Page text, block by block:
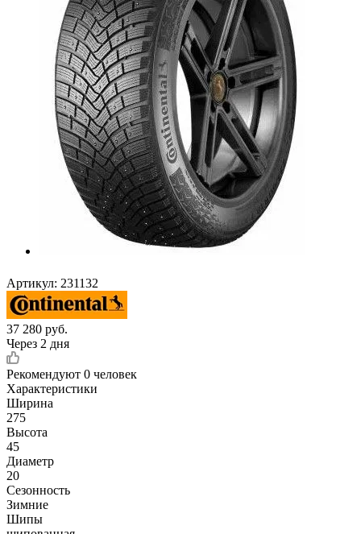
Артикул: 231132
37 280 руб.
Через 2 дня
Рекомендуют 0 человек
Характеристики
Ширина
275
Высота
45
Диаметр
20
Сезонность
Зимние
Шипы